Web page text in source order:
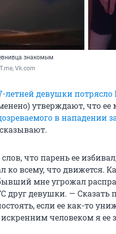
знакомым
Vk.com
летней девушки потрясло
утверждают, что ее
в нападении
слов, что парень ее
ко всему, что движется.
бывший мне угрожал
друг девушки. — Сказать
если ее как-то
человеком я ее